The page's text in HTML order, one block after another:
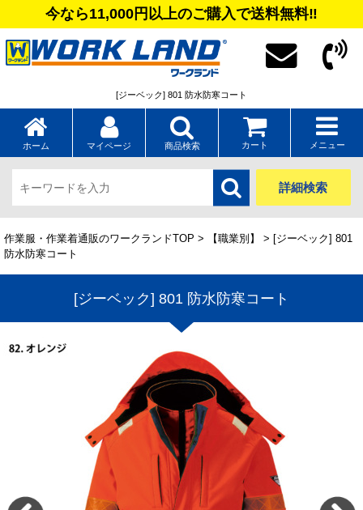
今なら11,000円以上のご購入で送料無料‼
[ジーベック] 801 防水防寒コート
ホーム マイページ 商品検索 カート メニュー
詳細検索
作業服・作業着通販のワークランドTOP > 【職業別】
> [ジーベック] 801
防水防寒コート
[ジーベック] 801 防水防寒コート